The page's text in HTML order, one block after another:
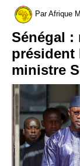
ParAfrique
Sénégal :
président
ministre